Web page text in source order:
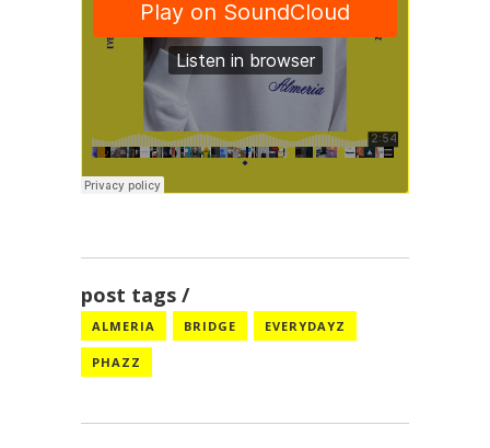
post tags
ALMERIA BRIDGE EVERYDAYZ
PHAZZ